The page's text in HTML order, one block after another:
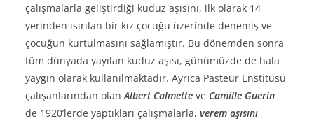
çalışmalarla geliştirdiği kuduz aşısını, ilk olarak 14
yerinden ısırılan bir kız çocuğu üzerinde denemiş ve
çocuğun kurtulmasını sağlamıştır. Bu dönemden sonra
tüm dünyada yayılan kuduz aşısı, günümüzde de hala
yaygın olarak kullanılmaktadır. Ayrıca Pasteur Enstitüsü
çalışanlarından olanAlbert Calmette ve Camille Guerin
de 1920’lerde yaptıkları çalışmalarla, verem aşısını